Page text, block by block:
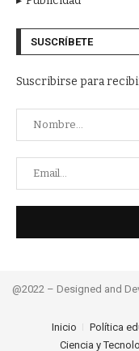
SUSCRÍBETE
Suscribirse para
@2022 – Designed and
Inicio Política
Ciencia y